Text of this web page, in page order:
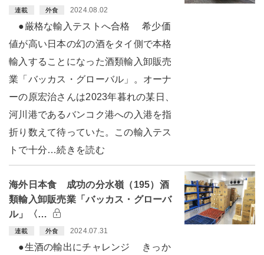
連載 外食 2024.08.02
●厳格な輸入テストへ合格 希少価
値が高い日本の幻の酒をタイ側で本格
輸入することになった酒類輸入卸販売
業「バッカス・グローバル」。オーナ
ーの原宏治さんは2023年暮れの某日、
河川港であるバンコク港への入港を指
折り数えて待っていた。この輸入テス
トで十分…続きを読む
海外日本食 成功の分水嶺（195）酒
類輸入卸販売業「バッカス・グローバ
ル」〈…
連載 外食 2024.07.31
●生酒の輸出にチャレンジ きっか